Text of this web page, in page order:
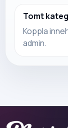
Tomt
Koppla
admin.